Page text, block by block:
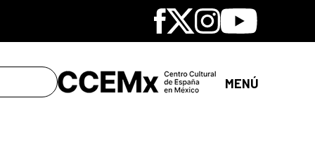
Facebook
X Instagram
Youtube
MENÚ